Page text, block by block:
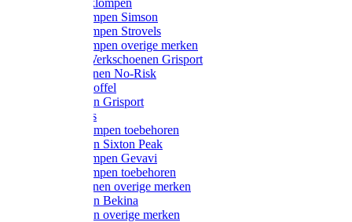
Kunststof klompen
Schoenklompen Simson
Schoenklompen Strovels
Schoenklompen overige merken
Wandel-/ Werkschoenen Grisport
Werkschoenen No-Risk
Klomppantoffel
Werklaarzen Grisport
Accessoires
Houten klompen toebehoren
Werklaarzen Sixton Peak
Schoenklompen Gevavi
Schoenklompen toebehoren
Werkschoenen overige merken
Werklaarzen Bekina
Werklaarzen overige merken